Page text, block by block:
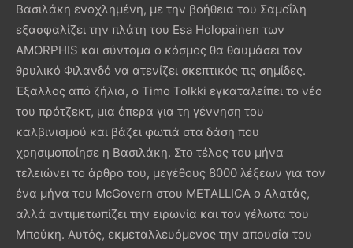
Βασιλάκη ενοχλημένη, με την βοήθεια του Σαμοΐλη
εξασφαλίζει την πλάτη του Esa Holopainen των
AMORPHIS και σύντομα ο κόσμος θα θαυμάσει τον
θρυλικό Φιλανδό να ατενίζει σκεπτικός τις σημίδες.
Έξαλλος από ζήλια, ο Timo Tolkki εγκαταλείπει το νέο
του πρότζεκτ, μια όπερα για τη γέννηση του
καλβινισμού και βάζει φωτιά στα δάση που
χρησιμοποίησε η Βασιλάκη. Στο τέλος του μήνα
τελειώνει το άρθρο του, μεγέθους 8000 λέξεων για τον
ένα μήνα του McGovern στου METALLICA ο Αλατάς,
αλλά αντιμετωπίζει την ειρωνία και τον γέλωτα του
Μπούκη. Αυτός, εκμεταλλευόμενος την απουσία του